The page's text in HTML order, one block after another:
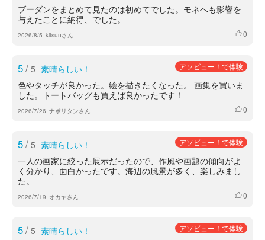
ブーダンをまとめて見たのは初めてでした。モネへも影響を
与えたことに納得、でした。
2026/8/5 kitsunさん いいね
0
5/ 5 素晴らしい！ アソビュー！で体験
色やタッチが良かった。絵を描きたくなった。 画集を買いま
した。トートバッグも買えば良かったです！
2026/7/26 ナポリタンさん いいね
0
5/ 5 素晴らしい！ アソビュー！で体験
一人の画家に絞った展示だったので、作風や画題の傾向がよ
く分かり、面白かったです。海辺の風景が多く、楽しみまし
た。
2026/7/19 オカヤさん いいね
0
5/ 5 素晴らしい！ アソビュー！で体験